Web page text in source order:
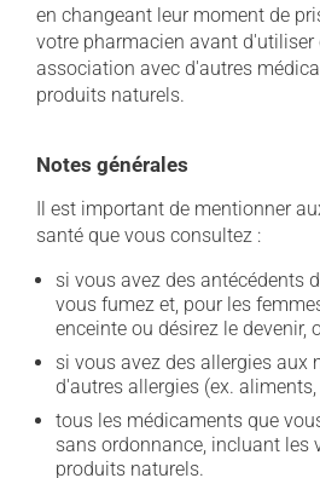
en changeant leur moment de
votre pharmacien avant d'utiliser
association avec d'autres
produits naturels.
Notes générales
Il est important de mentionner
santé que vous consultez :
si vous avez des antécédents
vous fumez et, pour les
enceinte ou désirez le devenir,
si vous avez des allergies aux
d'autres allergies (ex. aliments,
tous les médicaments que
sans ordonnance, incluant les
produits naturels.